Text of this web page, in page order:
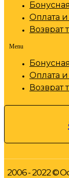
Оплата и
Возврат
Menu
Оплата и
Возврат
2006 - 2022 ©